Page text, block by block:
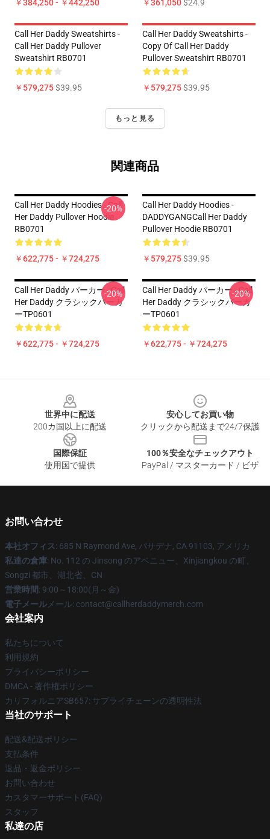
￥384,250 - ￥442,250 ￥361,050$24.9
Call Her Daddy Sweatshirts -
Call Her Daddy Pullover
Sweatshirt RB0701
￥579,275$39.95
Call Her Daddy Sweatshirts -
Copy Of Call Her Daddy
Pullover Sweatshirt RB0701
￥579,275$39.95
もっと見る
関連商品
Call Her Daddy Hoodies - Call
Her Daddy Pullover Hoodie
RB0701
￥622,775 - ￥724,275
-20%
Call Her Daddy Hoodies -
DADDYGANGCall Her Daddy
Pullover Hoodie RB0701
￥579,275$39.95
Call Her Daddy パーカー - Call
Her Daddy クラシックパーカ
ーTP0601
￥622,775 - ￥724,275
-20%
Call Her Daddy パーカー - Call
Her Daddy クラシックパーカ
ーTP0601
￥622,775 - ￥724,275
-20%
世界中に配送
200カ国以上に配送
安心してお買い物
クリックから配送まで24/7保護
国際保証
使用国で提供
100％安全なチェックアウト
PayPal / マスターカード / ビザ
お問い合わせ
本社オフィス: 685 N Raymond Ave, パサデナ, CA 91103, アメリカ
私達の倉庫: No. 112 の Jinsong のアベニュー、Xinjiangkou の町、
Songzi 都市、湖北省、CN
営業時間: 9:00～18:00(月～金)
電子メール メール: contact@callherdaddymerch.com
会社案内
私たちについて
利用規約
プライバシーポリシー
DMCA - 著作権ポリシー
カリフォルニアSB657: サプライチェーンの透明性法
当社のサポート
配送&配送ポリシー
支払条件
返品・返金ポリシー
お問い合わせ
カスタマーサポート(FAQ)
スタッフ
私達の店